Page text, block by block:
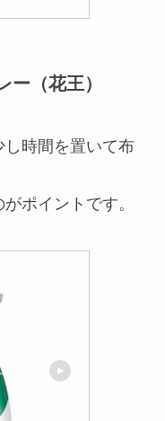
ー（花王）
し時間を置いて布
ポイントです。